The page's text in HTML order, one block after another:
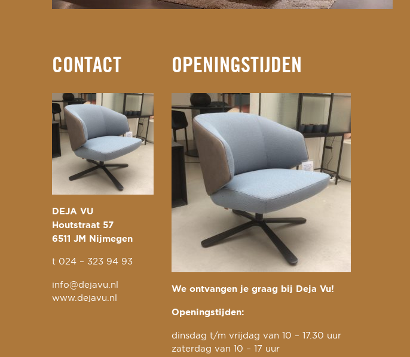
CONTACT
DEJA VU
Houtstraat 57
6511 JM Nijmegen
t 024 – 323 94 93
info@dejavu.nl
www.dejavu.nl
OPENINGSTIJDEN
We ontvangen je graag bij Deja Vu!
Openingstijden:
dinsdag t/m vrijdag van 10 – 17.30 uur
zaterdag van 10 – 17 uur